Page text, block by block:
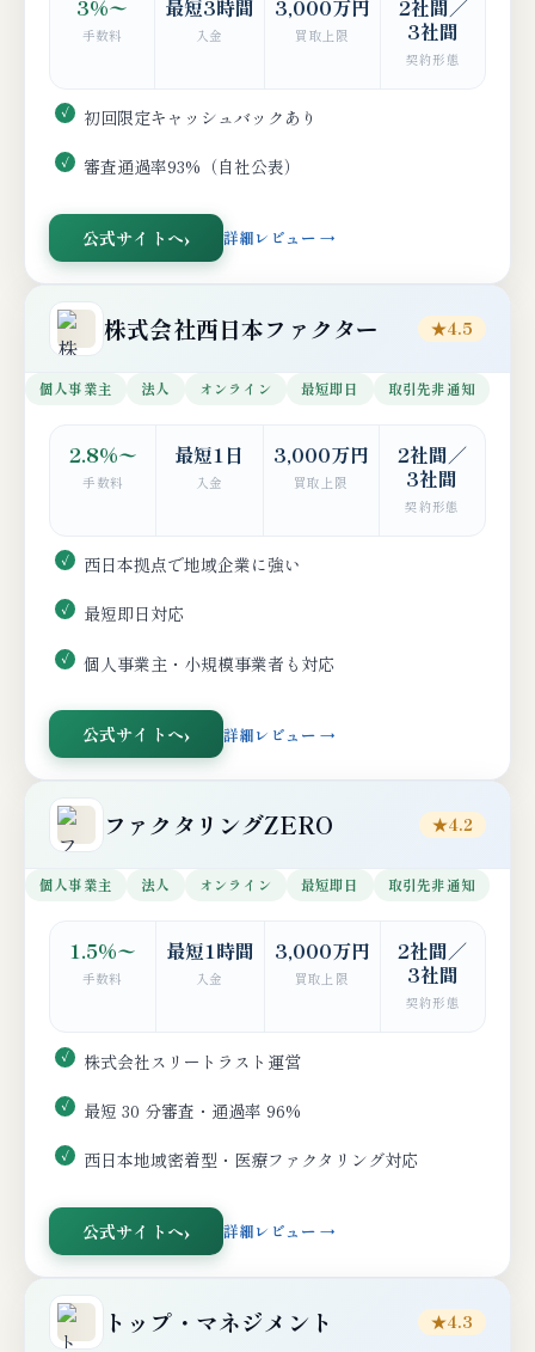
3%〜
手数料
最短3時間
入金
3,000万円
買取上限
2社間／
3社間
契約形態
初回限定キャッシュバックあり
審査通過率93%（自社公表）
公式サイトへ 詳細レビュー →
株式会社西日本ファクター ★4.5
個人事業主 法人 オンライン 最短即日 取引先非通知
2.8%〜
手数料
最短1日
入金
3,000万円
買取上限
2社間／
3社間
契約形態
西日本拠点で地域企業に強い
最短即日対応
個人事業主・小規模事業者も対応
公式サイトへ 詳細レビュー →
ファクタリングZERO ★4.2
個人事業主 法人 オンライン 最短即日 取引先非通知
1.5%〜
手数料
最短1時間
入金
3,000万円
買取上限
2社間／
3社間
契約形態
株式会社スリートラスト運営
最短 30 分審査・通過率 96%
西日本地域密着型・医療ファクタリング対応
公式サイトへ 詳細レビュー →
トップ・マネジメント ★4.3